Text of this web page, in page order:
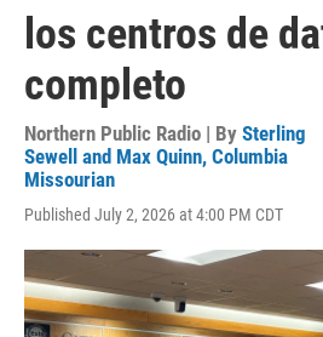
los centros de
completo
Northern Public Radio | By Sterling
Sewell and Max Quinn, Columbia
Missourian
Published July 2, 2026 at 4:00 PM CDT